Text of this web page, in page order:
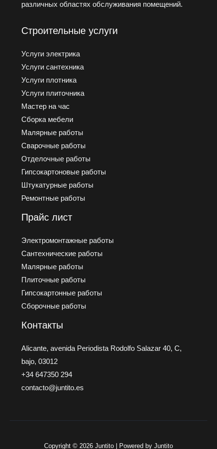
различных областях обслуживания помещений.
Строительные услуги
Услуги электрика
Услуги cантехника
Услуги плотника
Услуги плиточника
Мастер на час
Сборка мебели
Малярные работы
Сварочные работы
Отделочные работы
Гипсокартоновые работы
Штукатурные работы
Ремонтные работы
Прайс лист
Электромонтажные работы
Сантехнические работы
Малярные работы
Плиточные работы
Гипсокартонные работы
Сборочные работы
Контакты
Alicante, avenida Periodista Rodolfo Salazar 40, C,
bajo, 03012
+34 647350 294
contacto@juntito.es
Copyright © 2026 Juntito | Powered by Juntito